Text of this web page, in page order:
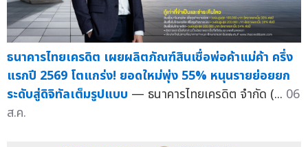
ธนาคารไทยเครดิต เผยผลิตภัณฑ์สินเชื่อพ่อค้าแม่ค้า ครึ่ง
แรกปี 2569 โตแกร่ง! ยอดใหม่พุ่ง 55% หนุนรายย่อยยก
ระดับสู่ดิจิทัลเต็มรูปแบบ — ธนาคารไทยเครดิต จำกัด (... 06
ส.ค.